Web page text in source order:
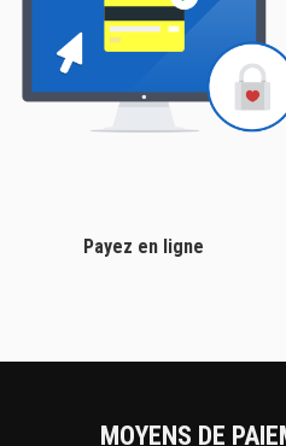
Payez en ligne
MOYENS DE